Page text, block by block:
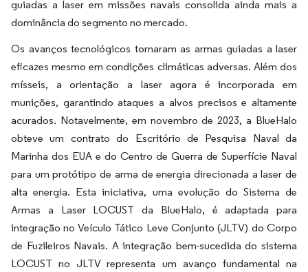
guiadas a laser em missões navais consolida ainda mais a
dominância do segmento no mercado.
Os avanços tecnológicos tornaram as armas guiadas a laser
eficazes mesmo em condições climáticas adversas. Além dos
mísseis, a orientação a laser agora é incorporada em
munições, garantindo ataques a alvos precisos e altamente
acurados. Notavelmente, em novembro de 2023, a BlueHalo
obteve um contrato do Escritório de Pesquisa Naval da
Marinha dos EUA e do Centro de Guerra de Superfície Naval
para um protótipo de arma de energia direcionada a laser de
alta energia. Esta iniciativa, uma evolução do Sistema de
Armas a Laser LOCUST da BlueHalo, é adaptada para
integração no Veículo Tático Leve Conjunto (JLTV) do Corpo
de Fuzileiros Navais. A integração bem-sucedida do sistema
LOCUST no JLTV representa um avanço fundamental na